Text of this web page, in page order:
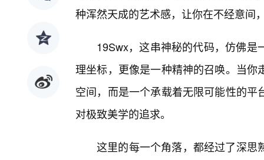
种浑然天成的艺术感，让你在不经意间
19Swx，这串神秘的代码，仿佛
理坐标，更像是一种精神的召唤。当
空间，而是一个承载着无限可能性的
对极致美学的追求。
这里的每一个角落，都经过了深思